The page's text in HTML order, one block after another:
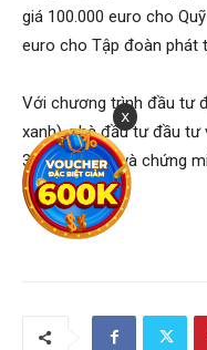
giá 100.000 euro cho
euro cho Tập đoàn phát
Với chương trình đầu tư
xanh), nhà đầu tư đầu
300.000 euro và chứng
chính…
x